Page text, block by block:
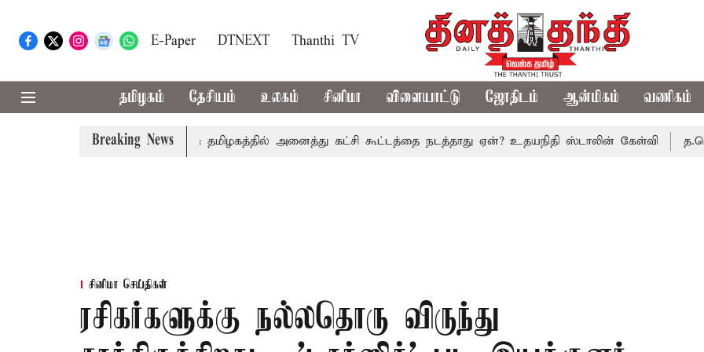
E-Paper DTNEXT Thanthi TV
தமிழகம் தேசியம் உலகம் சினிமா விளையாட்டு ஜோதிடம் ஆன்மிகம் வணிகம்
Breaking News
காவிரி விவகாரம்: தமிழகத்தில் அனைத்து கட்சி கூட்டத்தை நடத்தாது ஏன்? உதயநிதி ஸ்டாலின் கேள்வி த.வெ.க.
சினிமா செய்திகள்
ரசிகர்களுக்கு நல்லதொரு விருந்து